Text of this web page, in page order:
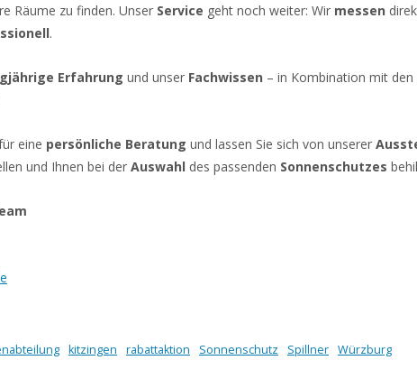
Räume zu finden. Unser Service geht noch weiter: Wir messen
.
Erfahrung und unser Fachwissen – in Kombination mit
eine persönliche Beratung und lassen Sie sich von unserer
und Ihnen bei der Auswahl des passenden Sonnenschutzes
kitzingen rabattaktion Sonnenschutz Spillner Würzburg